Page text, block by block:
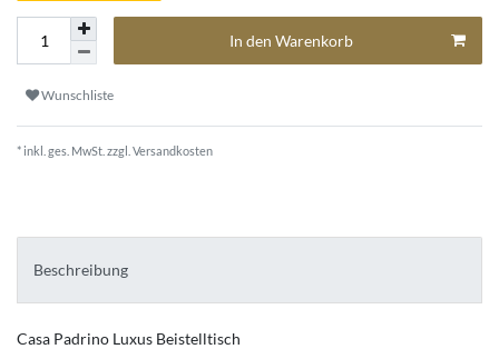
In den Warenkorb
Wunschliste
* inkl. ges. MwSt. zzgl. Versandkosten
Beschreibung
Casa Padrino Luxus Beistelltisch